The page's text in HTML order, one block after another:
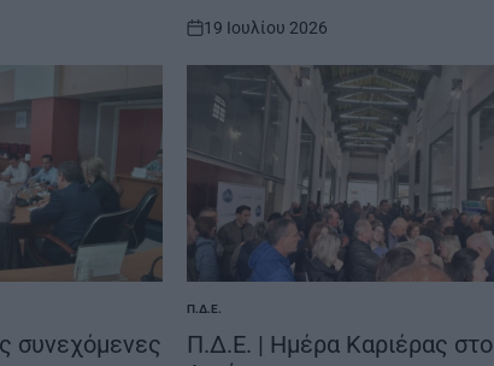
on
19 Ιουλίου 2026
συνεχόμενες
POSTED
IN
Π.Δ.Ε.
Π.Δ.Ε. | Ημέρα Καριέρας στο